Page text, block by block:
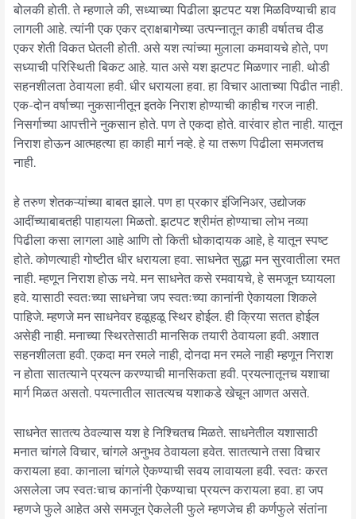
बोलकी होती. ते म्हणाले की, सध्याच्या पिढीला झटपट यश मिळविण्याची हाव
लागली आहे. त्यांनी एक एकर द्राक्षबागेच्या उत्पन्नातून काही वर्षातच दीड
एकर शेती विकत घेतली होती. असे यश त्यांच्या मुलाला कमवायचे होते, पण
सध्याची परिस्थिती बिकट आहे. यात असे यश झटपट मिळणार नाही. थोडी
सहनशीलता ठेवायला हवी. धीर धरायला हवा. हा विचार आताच्या पिढीत नाही.
एक-दोन वर्षाच्या नुकसानीतून इतके निराश होण्याची काहीच गरज नाही.
निसर्गाच्या आपत्तीने नुकसान होते. पण ते एकदा होते. वारंवार होत नाही. यातून
निराश होऊन आत्महत्या हा काही मार्ग नव्हे. हे या तरूण पिढीला समजतच
नाही.
हे तरुण शेतकऱ्यांच्या बाबत झाले. पण हा प्रकार इंजिनिअर, उद्योजक
आदींच्याबाबतही पाहायला मिळतो. झटपट श्रीमंत होण्याचा लोभ नव्या
पिढीला कसा लागला आहे आणि तो किती धोकादायक आहे, हे यातून स्पष्ट
होते. कोणत्याही गोष्टीत धीर धरायला हवा. साधनेत सुद्धा मन सुरवातीला रमत
नाही. म्हणून निराश होऊ नये. मन साधनेत कसे रमवायचे, हे समजून घ्यायला
हवे. यासाठी स्वतःच्या साधनेचा जप स्वतःच्या कानांनी ऐकायला शिकले
पाहिजे. म्हणजे मन साधनेवर हळूहळू स्थिर होईल. ही क्रिया सतत होईल
असेही नाही. मनाच्या स्थिरतेसाठी मानसिक तयारी ठेवायला हवी. अशात
सहनशीलता हवी. एकदा मन रमले नाही, दोनदा मन रमले नाही म्हणून निराश
न होता सातत्याने प्रयत्न करण्याची मानसिकता हवी. प्रयत्नातूनच यशाचा
मार्ग मिळत असतो. पयत्नातील सातत्यच यशाकडे खेचून आणत असते.
साधनेत सातत्य ठेवल्यास यश हे निश्चितच मिळते. साधनेतील यशासाठी
मनात चांगले विचार, चांगले अनुभव ठेवायला हवेत. सातत्याने तसा विचार
करायला हवा. कानाला चांगले ऐकण्याची सवय लावायला हवी. स्वतः करत
असलेला जप स्वतःचाच कानांनी ऐकण्याचा प्रयत्न करायला हवा. हा जप
म्हणजे फुले आहेत असे समजून ऐकलेली फुले म्हणजेच ही कर्णफुले संतांना